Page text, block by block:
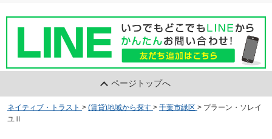
ページトップへ
ネイティブ・トラスト > (賃貸)地域から探す > 千葉市緑区 > プラーン・ソレイ
ユⅡ